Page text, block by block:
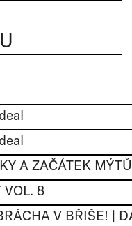
A ZAČÁTEK
VOL. 8
V BŘIŠE! |